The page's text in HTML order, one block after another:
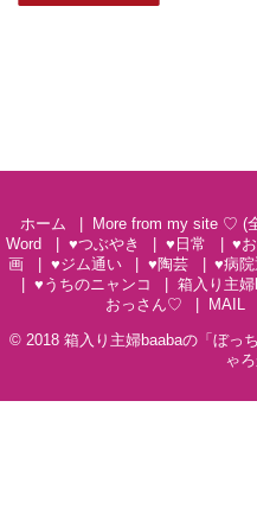
ホーム More from my site ♡ (
Word
♥つぶやき ♥日常 ♥
画
♥ジム通い ♥陶芸 ♥病院
♥うちのニャンコ
箱入り主
おっさん♡
MAIL
© 2018 箱入り主婦baabaの「ぼっ
ゃろ